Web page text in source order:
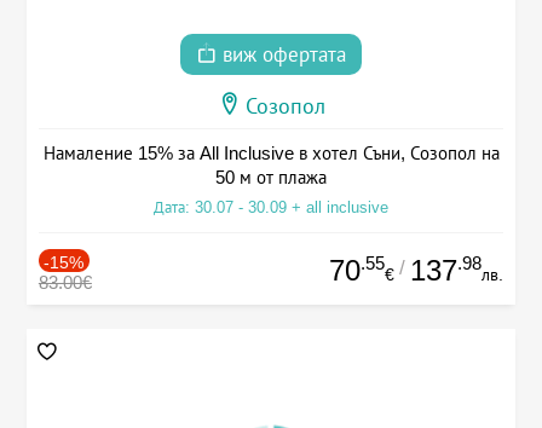
виж офертата
Созопол
Намаление 15% за All Inclusive в хотел Съни, Созопол на
50 м от плажа
Дата: 30.07 - 30.09 + all inclusive
-15%
83.00€ 70.55
€ / 137.98
лв.